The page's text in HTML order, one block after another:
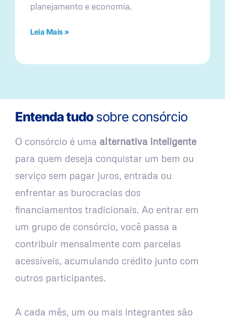
planejamento e economia.
Leia Mais »
Entenda tudosobre consórcio
O consórcio é uma alternativa inteligente
para quem deseja conquistar um bem ou
serviço sem pagar juros, entrada ou
enfrentar as burocracias dos
financiamentos tradicionais. Ao entrar em
um grupo de consórcio, você passa a
contribuir mensalmente com parcelas
acessíveis, acumulando crédito junto com
outros participantes.
A cada mês, um ou mais integrantes são